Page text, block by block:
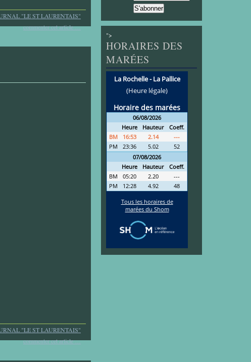
"LE ST LAURENTAIS"
commenter cet article…
"LE ST LAURENTAIS"
commenter cet article…
">
HORAIRES DES
MARÉES